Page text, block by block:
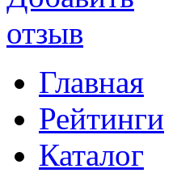
Главная
Рейтинги
Каталог